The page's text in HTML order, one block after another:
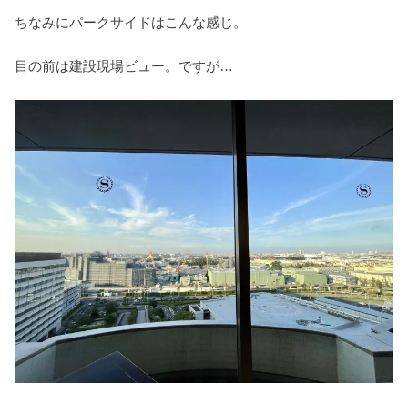
ちなみにパークサイドはこんな感じ。
目の前は建設現場ビュー。ですが…